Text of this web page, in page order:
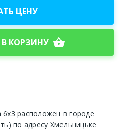
ЦЕНУ
КОРЗИНУ shopping_basket
расположен в городе
по адресу Хмельницьке